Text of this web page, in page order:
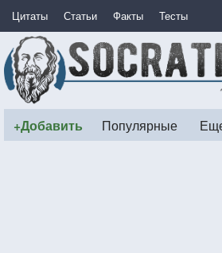
Цитаты Статьи Факты Тесты
+Добавить Популярные